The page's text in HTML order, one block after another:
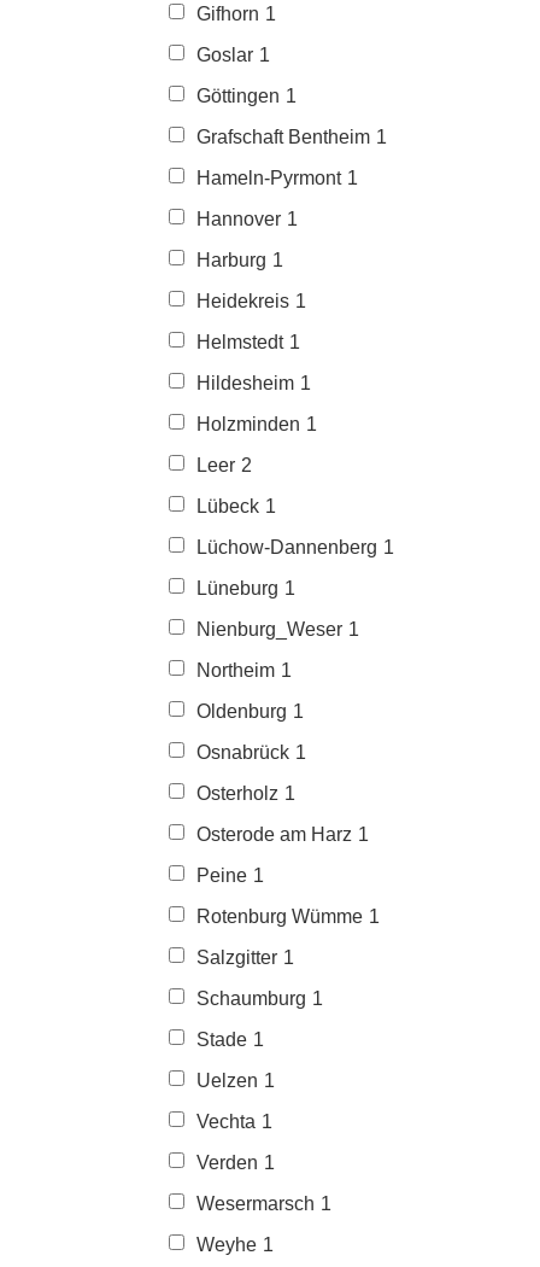
Gifhorn 1
Goslar 1
Göttingen 1
Grafschaft Bentheim 1
Hameln-Pyrmont 1
Hannover 1
Harburg 1
Heidekreis 1
Helmstedt 1
Hildesheim 1
Holzminden 1
Leer 2
Lübeck 1
Lüchow-Dannenberg 1
Lüneburg 1
Nienburg_Weser 1
Northeim 1
Oldenburg 1
Osnabrück 1
Osterholz 1
Osterode am Harz 1
Peine 1
Rotenburg Wümme 1
Salzgitter 1
Schaumburg 1
Stade 1
Uelzen 1
Vechta 1
Verden 1
Wesermarsch 1
Weyhe 1